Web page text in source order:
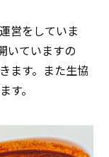
営をしていま
いていますの
ます。また生協
す。